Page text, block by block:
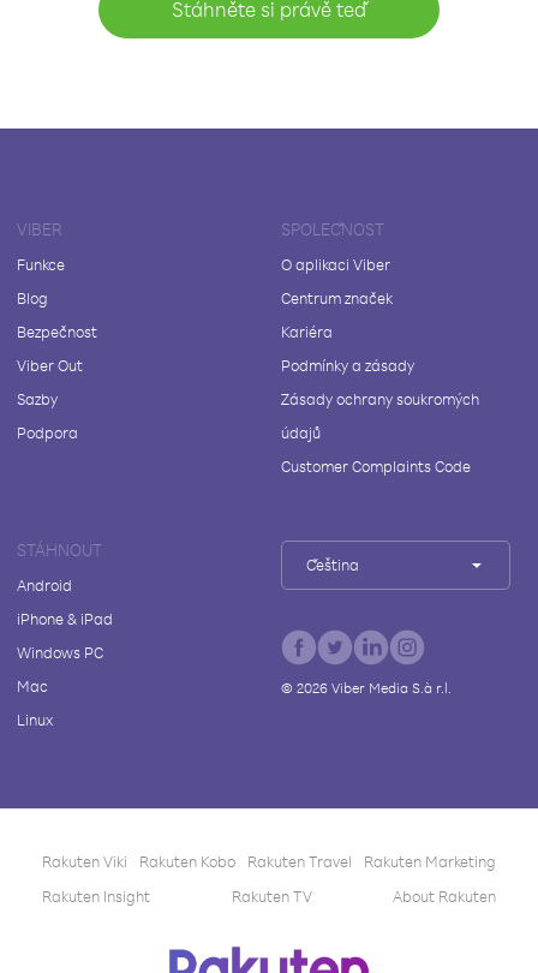
Stáhněte si právě teď
VIBER
Funkce
Blog
Bezpečnost
Viber Out
Sazby
Podpora
SPOLEČNOST
O aplikaci Viber
Centrum značek
Kariéra
Podmínky a zásady
Zásady ochrany soukromých
údajů
Customer Complaints Code
STÁHNOUT
Android
iPhone & iPad
Windows PC
Mac
Linux
Čeština
© 2026Viber Media S.à r.l.
Rakuten Viki Rakuten Kobo Rakuten Travel
Rakuten Marketing
Rakuten Insight
Rakuten TV About Rakuten